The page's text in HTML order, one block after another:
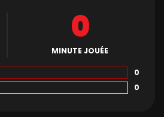
0
MINUTE JOUÉE
0
0